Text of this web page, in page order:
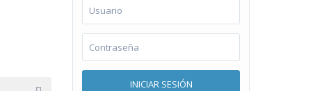
INICIAR SESIÓN